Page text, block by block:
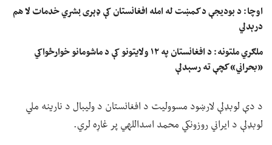
اوچا: د بودیجې د کمښت له امله افغانستان کې ډېری بشري خدمات لا هم
درېدلي
ملګري ملتونه: د افغانستان په ۱۲ ولایتونو کې د ماشومانو خوارځواکي
«بحراني» کچې ته رسېدلې
د دې لوبډلې لارښود مسوولیت د افغانستان د ولیبال د نارینه ملي
لوبډلې د ایراني روزونکي محمد اسداللهي پر غاړه لري.